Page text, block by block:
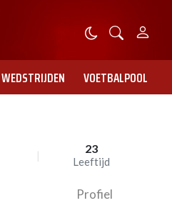
WEDSTRIJDEN VOETBALPOOL
23
Leeftijd
Profiel